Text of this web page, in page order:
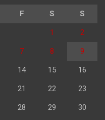
F S S
1 2
7 8 9
14 15 16
21 22 23
28 29 30